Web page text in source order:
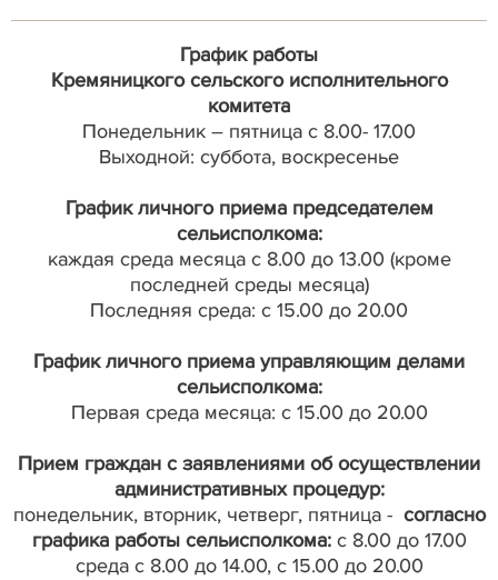
График работы
Кремяницкого сельского исполнительного
комитета
Понедельник – пятница с 8.00- 17.00
Выходной: суббота, воскресенье
График личного приема председателем
сельисполкома:
каждая среда месяца с 8.00 до 13.00 (кроме
последней среды месяца)
Последняя среда: с 15.00 до 20.00
График личного приема управляющим делами
сельисполкома:
Первая среда месяца: с 15.00 до 20.00
Прием граждан с заявлениями об осуществлении
административных процедур:
понедельник, вторник, четверг, пятница - согласно
графика работы сельисполкома:с 8.00 до 17.00
среда с 8.00 до 14.00, с 15.00 до 20.00